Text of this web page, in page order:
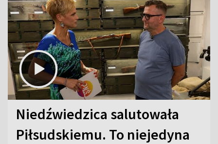
Niedźwiedzica salutowała
Piłsudskiemu. To niejedyna